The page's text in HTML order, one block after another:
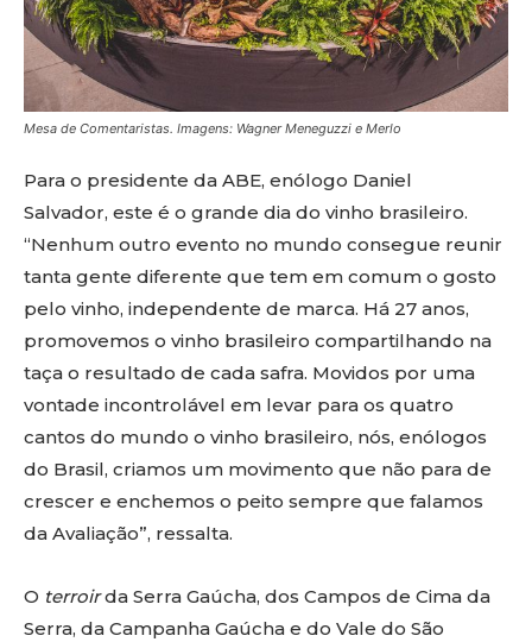
Mesa de Comentaristas. Imagens: Wagner Meneguzzi e Merlo
Para o presidente da ABE, enólogo Daniel
Salvador, este é o grande dia do vinho brasileiro.
“Nenhum outro evento no mundo consegue reunir
tanta gente diferente que tem em comum o gosto
pelo vinho, independente de marca. Há 27 anos,
promovemos o vinho brasileiro compartilhando na
taça o resultado de cada safra. Movidos por uma
vontade incontrolável em levar para os quatro
cantos do mundo o vinho brasileiro, nós, enólogos
do Brasil, criamos um movimento que não para de
crescer e enchemos o peito sempre que falamos
da Avaliação”, ressalta.
O terroirda Serra Gaúcha, dos Campos de Cima da
Serra, da Campanha Gaúcha e do Vale do São